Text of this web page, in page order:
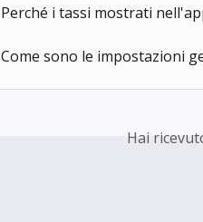
Perché i tassi mostrati
Come sono le impostazioni
Hai